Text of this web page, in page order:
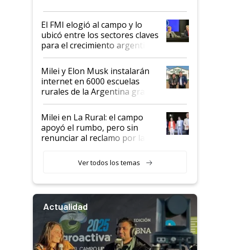
de Milei
El FMI elogió al campo y lo
ubicó entre los sectores claves
para el crecimiento argentino
Milei y Elon Musk instalarán
internet en 6000 escuelas
rurales de la Argentina gracias
a un acuerdo con Starlink
Milei en La Rural: el campo
apoyó el rumbo, pero sin
renunciar al reclamo por las
Ver todos los temas
Actualidad